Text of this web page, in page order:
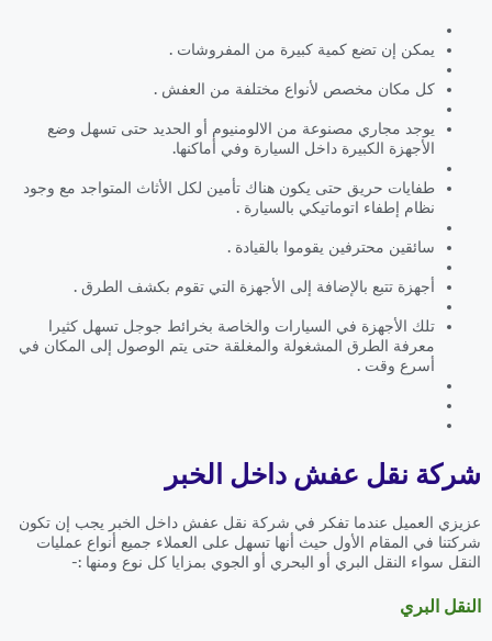
يمكن إن تضع كمية كبيرة من المفروشات .
كل مكان مخصص لأنواع مختلفة من العفش .
يوجد مجاري مصنوعة من الالومنيوم أو الحديد حتى تسهل وضع
الأجهزة الكبيرة داخل السيارة وفي أماكنها.
طفايات حريق حتى يكون هناك تأمين لكل الأثاث المتواجد مع وجود
نظام إطفاء اتوماتيكي بالسيارة .
سائقين محترفين يقوموا بالقيادة .
أجهزة تتبع بالإضافة إلى الأجهزة التي تقوم بكشف الطرق .
تلك الأجهزة في السيارات والخاصة بخرائط جوجل تسهل كثيرا
معرفة الطرق المشغولة والمغلقة حتى يتم الوصول إلى المكان في
أسرع وقت .
شركة نقل عفش داخل الخبر
عزيزي العميل عندما تفكر في شركة نقل عفش داخل الخبر يجب إن تكون
شركتنا في المقام الأول حيث أنها تسهل على العملاء جميع أنواع عمليات
النقل سواء النقل البري أو البحري أو الجوي بمزايا كل نوع ومنها :-
النقل البري